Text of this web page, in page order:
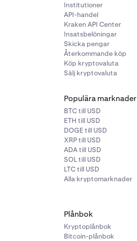
Institutioner
API-handel
Kraken API Center
Insatsbelöningar
Skicka pengar
Återkommande köp
Köp kryptovaluta
Sälj kryptovaluta
Populära marknader
BTC till USD
ETH till USD
DOGE till USD
XRP till USD
ADA till USD
SOL till USD
LTC till USD
Alla kryptomarknader
Plånbok
Kryptoplånbok
Bitcoin-plånbok